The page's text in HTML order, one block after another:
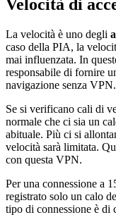
Velocità di
La velocità è uno degli
caso della PIA, la
mai influenzata. In
responsabile di fornire
navigazione senza VPN.
Se si verificano cali di
normale che ci sia un
abituale. Più ci si
velocità sarà limitata.
con questa VPN.
Per una connessione a
registrato solo un calo
tipo di connessione è di